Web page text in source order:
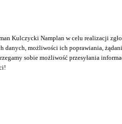
Kulczycki Namplan w celu realizacji
możliwości ich poprawiania,
sobie możliwość przesyłania